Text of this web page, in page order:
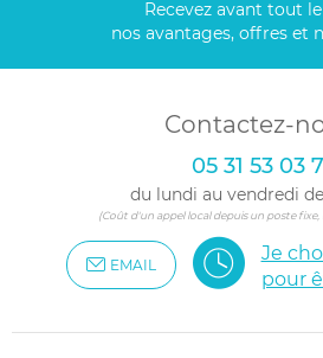
Recevez avant tout
nos avantages, offres et
Contactez-
05 31 53 03
du lundi au vendredi de
(Coût d'un appel local depuis un poste
EMAIL
Je
pour